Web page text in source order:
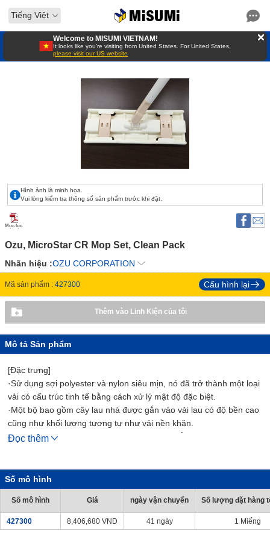
Tiếng Việt
Welcome to MISUMI VIETNAM!
It looks like you’re visiting from United States. For United States,
please visit our US website
Hình ảnh là minh họa.
Vui lòng kiểm tra thông số sản phẩm trước khi đặt.
Mục lục
Ozu, MicroStar CR Mop Set, Clean Pack
Nhãn hiệu :OZU CORPORATION
Mã sản phẩm : 427300 Cấu hình lại
Thêm vào Linh Kiện của tôi
Mô tả Sản phẩm
[Đặc trưng]
·Sử dụng sợi polyester và nylon siêu mịn, nó đã trở thành một loại
vải có cấu trúc tinh tế bằng cách xử lý mật độ đặc biệt.
·Một bộ bao gồm cây lau nhà được gắn vào vải lau có độ bền cao
cũng như khối lượng tương tự như vải nền khăn.
· Vải đã được đóng gói sạch sẽ sau khi giặt bằng nước tinh khiết.
Đọc thêm
Số mô hình
Số mô hình Giá ngày vận chuyển Số lượng đặt hàng
427300 8,406,680 VND 41 ngày 1 Miếng